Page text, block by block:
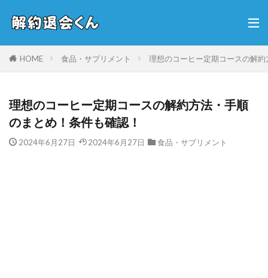
HOME 食品・サプリメント 理想のコーヒー定期コースの解
理想のコーヒー定期コースの解約方法・手順
のまとめ！条件も確認！
2024年6月27日 2024年6月27日 食品・サプリメント